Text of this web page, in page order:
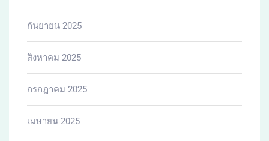
กันยายน 2025
สิงหาคม 2025
กรกฎาคม 2025
เมษายน 2025